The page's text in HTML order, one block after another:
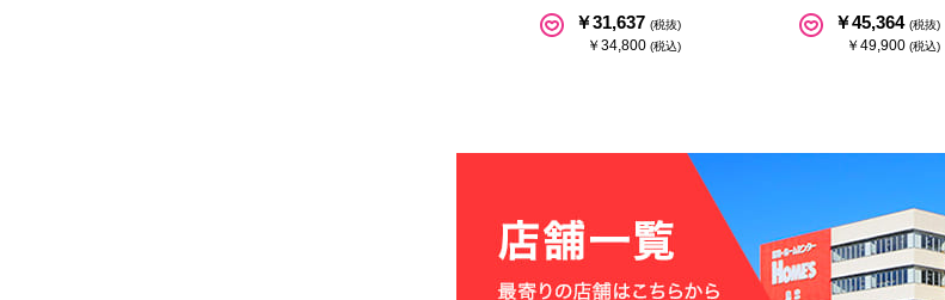
￥31,637 (税抜)
￥34,800 (税込)
￥45,364 (税抜)
￥49,900(税込)